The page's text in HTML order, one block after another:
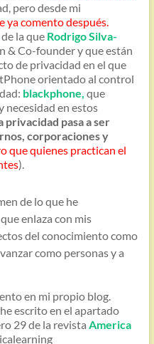
pero desde mi
ya comento después.
de la que Rodrigo Silva-
& Co-founder y que están
de privacidad en el que
orientado al control
blackphone, que
necesidad en estos
privacidad pasa a ser
corporaciones y
que quienes practican el
).
de lo que he
enlaza con mis
del conocimiento como
como personas y a
en mi propio blog.
escrito en el apartado
29 de la revista America